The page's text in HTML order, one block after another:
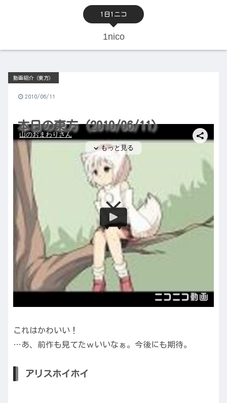
1日1ニコ
1nico
本日の東方（2010/06/11）
動画紹介（東方）
2010/06/11
これはかわいい！
…あ、前作も見てたｗいいなぁ。今後にも期待。
アリスホイホイ